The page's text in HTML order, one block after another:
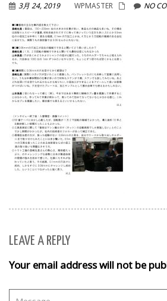
3月 24, 2019
WPMASTER NO
LEAVE A REPLY
Your email address will not be